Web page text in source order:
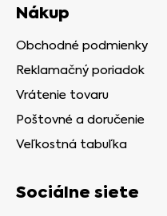
Nákup
Obchodné podmienky
Reklamačný poriadok
Vrátenie tovaru
Poštovné a doručenie
Veľkostná tabuľka
Sociálne siete